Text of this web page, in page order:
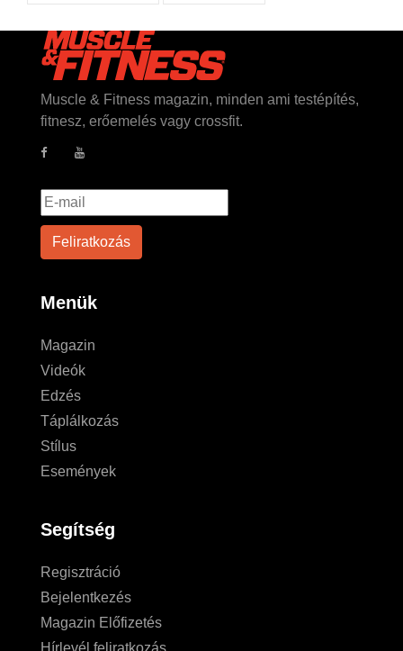
Muscle & Fitness magazin, minden ami testépítés,
fitnesz, erőemelés vagy crossfit.
Menük
Magazin
Videók
Edzés
Táplálkozás
Stílus
Események
Segítség
Regisztráció
Bejelentkezés
Magazin Előfizetés
Hírlevél feliratkozás